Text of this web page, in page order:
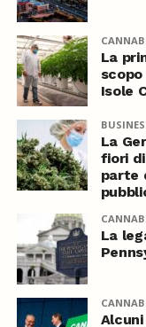
La
Isole
La
fiori
parte
La